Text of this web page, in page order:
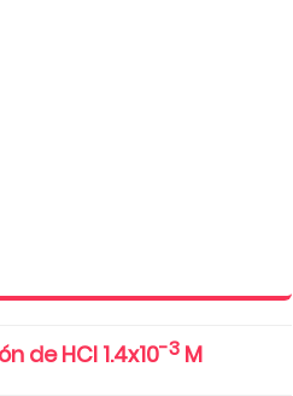
de HCl 1.4x10-3 M